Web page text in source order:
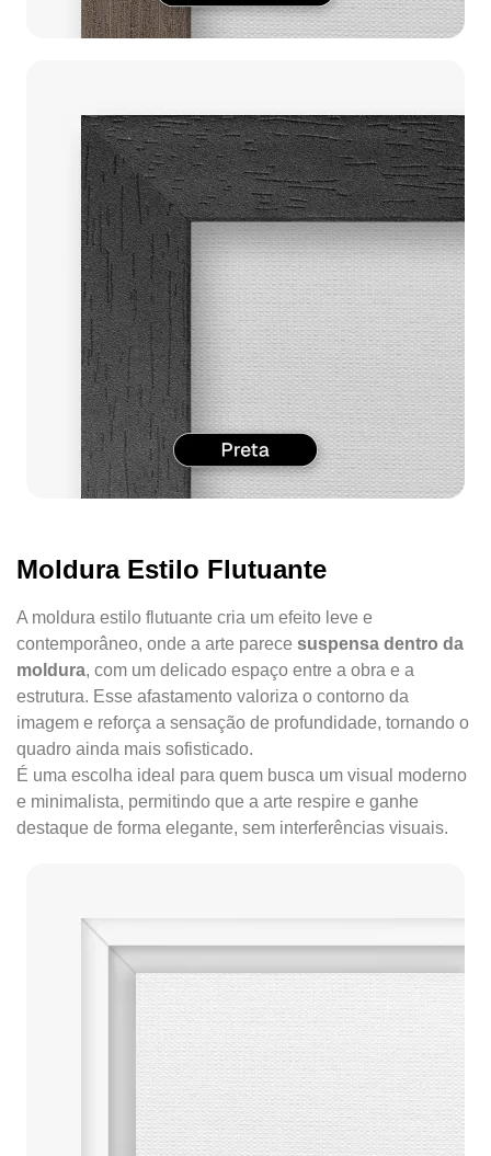
Moldura Estilo Flutuante
A moldura estilo flutuante cria um efeito leve e
contemporâneo, onde a arte parece suspensa dentro da
moldura, com um delicado espaço entre a obra e a
estrutura. Esse afastamento valoriza o contorno da
imagem e reforça a sensação de profundidade, tornando o
quadro ainda mais sofisticado.
É uma escolha ideal para quem busca um visual moderno
e minimalista, permitindo que a arte respire e ganhe
destaque de forma elegante, sem interferências visuais.